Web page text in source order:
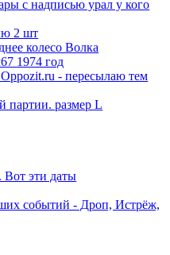
с надписью урал у кого
2 шт
колесо Волка
1974 год
- пересылаю тем
партии. размер L
Вот эти даты
событий - Дроп, Истрёж,